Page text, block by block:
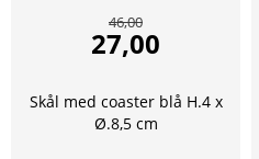
46,00
27,00
Skål med coaster blå H.4 x
Ø.8,5 cm